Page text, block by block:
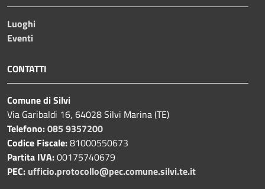
Luoghi
Eventi
CONTATTI
Comune di Silvi
Via Garibaldi 16, 64028 Silvi Marina (TE)
Telefono:085 9357200
Codice Fiscale:81000550673
Partita IVA:00175740679
PEC: ufficio.protocollo@pec.comune.silvi.te.it